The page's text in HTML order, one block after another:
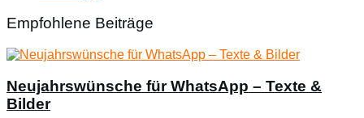
Empfohlene Beiträge
Neujahrswünsche für WhatsApp – Texte &
Bilder